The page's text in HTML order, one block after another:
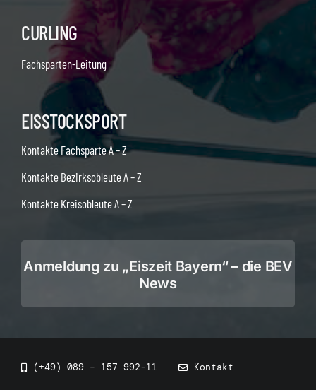
CURLING
Fachsparten-Leitung
EISSTOCKSPORT
Kontakte Fachsparte A – Z
Kontakte Bezirksobleute A – Z
Kontakte Kreisobleute A – Z
Anmeldung zu „Eiszeit Bayern“ – die BEV
News
(+49) 089 – 157 992-11 Kontakt